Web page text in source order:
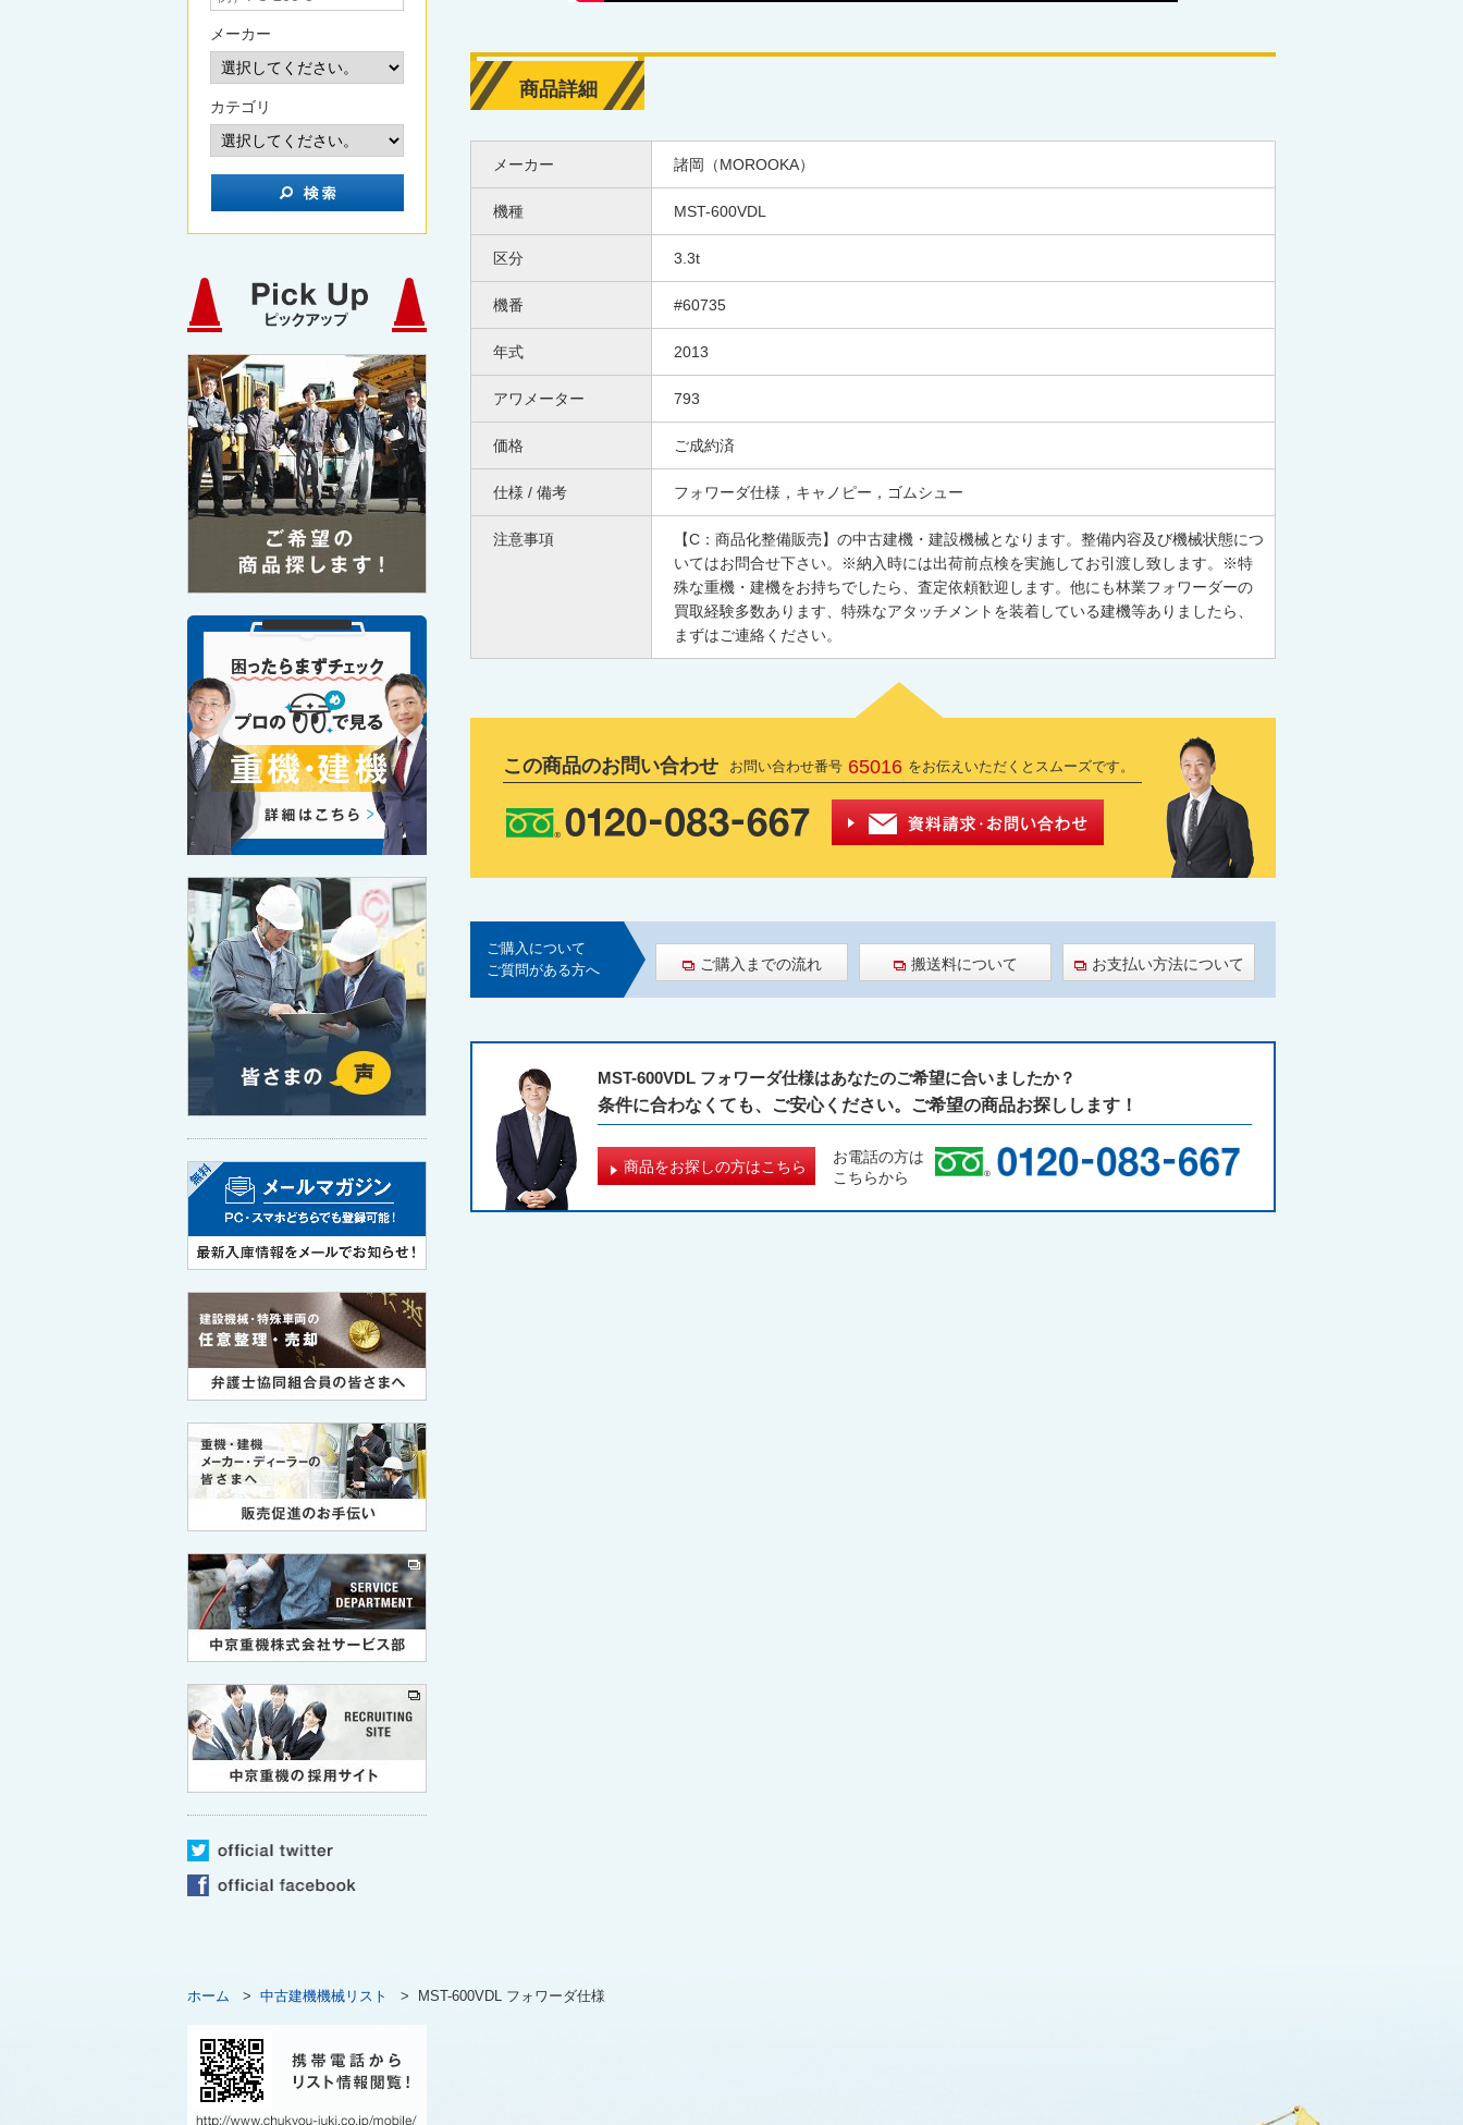
商品詳細
メーカー 諸岡（MOROOKA）
機種 MST-600VDL
区分 3.3t
機番 #60735
年式 2013
アワメーター 793
価格 ご成約済
仕様 / 備考 フォワーダ仕様，キャノピー，ゴムシュー
注意事項
【C：商品化整備販売】の中古建機・建設機械となります。整備内容及び機械状態につ
いてはお問合せ下さい。※納入時には出荷前点検を実施してお引渡し致します。※特
殊な重機・建機をお持ちでしたら、査定依頼歓迎します。他にも林業フォワーダーの
買取経験多数あります、特殊なアタッチメントを装着している建機等ありましたら、
まずはご連絡ください。
この商品のお問い合わせ お問い合わせ番号 65016 をお伝えいただくとスムーズです。
ご購入について
ご質問がある方へ
ご購入までの流れ 搬送料について お支払い方法について
MST-600VDL フォワーダ仕様はあなたのご希望に合いましたか？
条件に合わなくても、ご安心ください。ご希望の商品お探しします！
商品をお探しの方はこちら
お電話の方は
こちらから
メーカー
カテゴリ
ホーム > 中古建機機械リスト > MST-600VDL フォワーダ仕様